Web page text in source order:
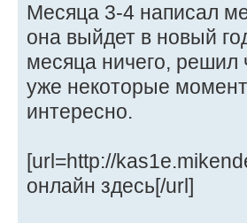
Месяца 3-4 написал
она выйдет в новый
месяца ничего, решил
уже некоторые
интересно.
[url=http://
онлайн здесь[/url]